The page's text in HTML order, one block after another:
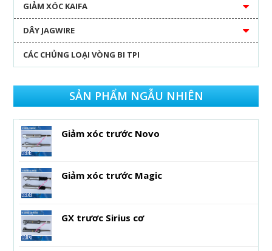
GIẢM XÓC KAIFA
DÂY JAGWIRE
CÁC CHỦNG LOẠI VÒNG BI TPI
SẢN PHẨM NGẪU NHIÊN
Giảm xóc trước Novo
Giảm xóc trước Magic
GX trươc Sirius cơ